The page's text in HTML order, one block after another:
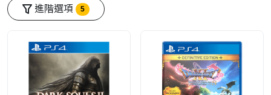
進階選項 5